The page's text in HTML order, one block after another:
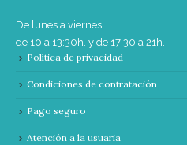
De lunes a viernes
de 10 a 13:30h. y de 17:30 a 21h.
Política de privacidad
Condiciones de contratación
Pago seguro
Atención a la usuaria